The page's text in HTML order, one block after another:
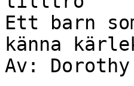
Ett barn
känna